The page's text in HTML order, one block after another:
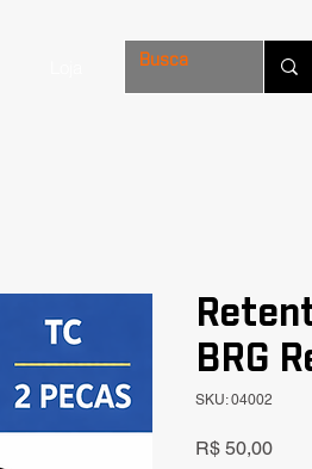
BRG
SKU: 04002
R$ 50,00Preço